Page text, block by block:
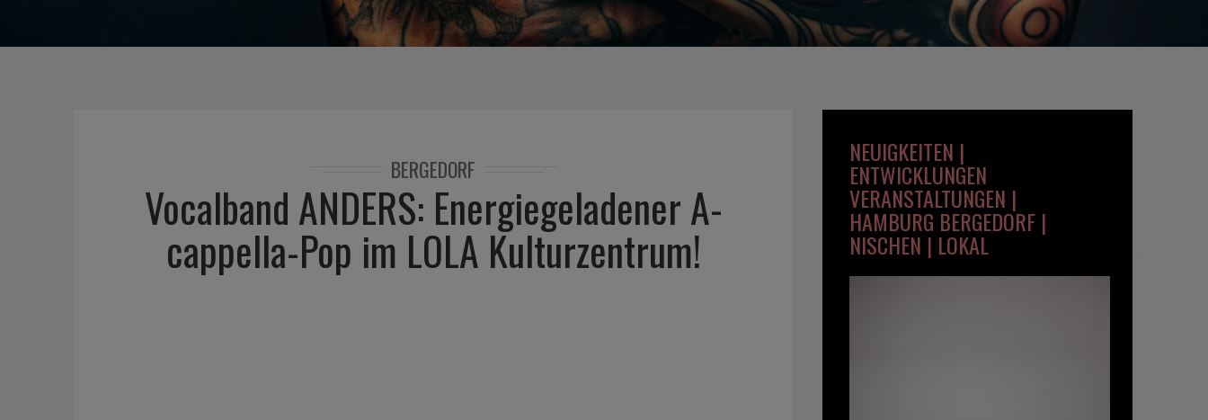
BERGEDORF
Vocalband ANDERS: Energiegeladener A-
cappella-Pop im LOLA Kulturzentrum!
NEUIGKEITEN |
ENTWICKLUNGEN
VERANSTALTUNGEN |
HAMBURG BERGEDORF |
NISCHEN | LOKAL